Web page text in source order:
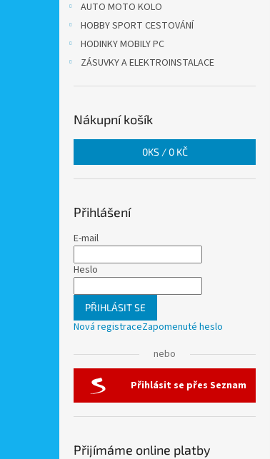
AUTO MOTO KOLO
HOBBY SPORT CESTOVÁNÍ
HODINKY MOBILY PC
ZÁSUVKY A ELEKTROINSTALACE
Nákupní košík
0KS / 0 KČ
Přihlášení
E-mail
Heslo
PŘIHLÁSIT SE
Nová registraceZapomenuté heslo
nebo
Přihlásit se přes Seznam
Přijímáme online platby